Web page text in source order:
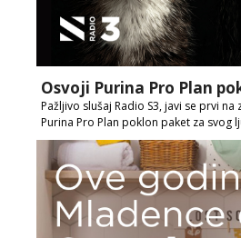
Osvoji Purina Pro Plan
Pažljivo slušaj Radio S3, javi se prvi
Purina Pro Plan poklon paket za svog